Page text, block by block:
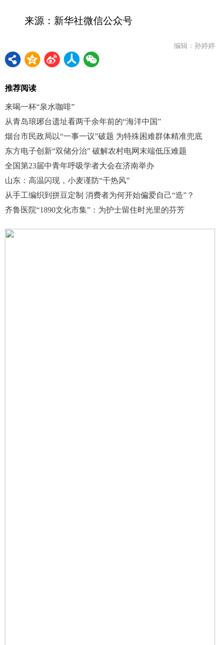
来源：新华社微信公众号
编辑：孙婷婷
推荐阅读
来喝一杯“泉水咖啡”
从青岛琅琊台遗址看两千余年前的“海洋中国”
烟台市民政局以“一事一议”破题 为特殊困难群体精准兜底
东方电子创新“双储分治” 破解农村电网末端低压难题
全国第23届中青年呼吸学者大会在济南举办
山东：高温闪现，小麦谨防“干热风”
从手工编织到拼豆定制 消费者为何开始偏爱自己“造”？
齐鲁医院“1890文化市集”：为护士留住时光里的芬芳